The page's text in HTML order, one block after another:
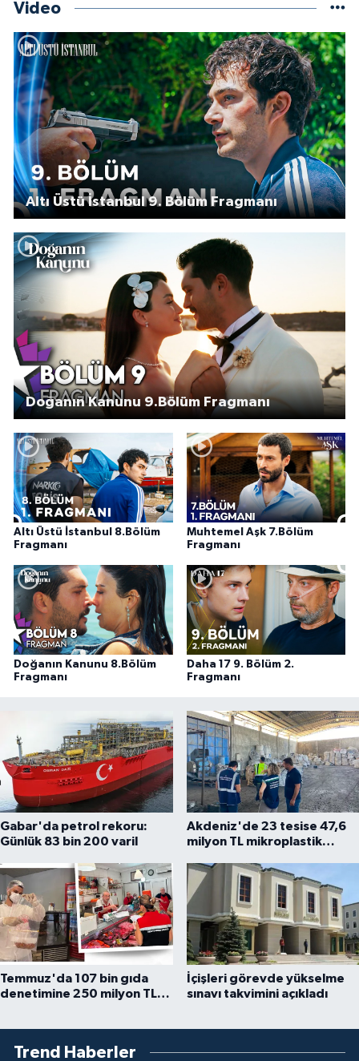
Video
Altı Üstü İstanbul 9. Bölüm Fragmanı
Doğanın Kanunu 9.Bölüm Fragmanı
Altı Üstü İstanbul 8.Bölüm
Fragmanı
Muhtemel Aşk 7.Bölüm
Fragmanı
Doğanın Kanunu 8.Bölüm
Fragmanı
Daha 17 9. Bölüm 2.
Fragmanı
Gabar'da petrol rekoru:
Günlük 83 bin 200 varil
Akdeniz'de 23 tesise 47,6
milyon TL mikroplastik
Temmuz'da 107 bin gıda
denetimine 250 milyon TL
İçişleri görevde yükselme
sınavı takvimini açıkladı
Trend Haberler